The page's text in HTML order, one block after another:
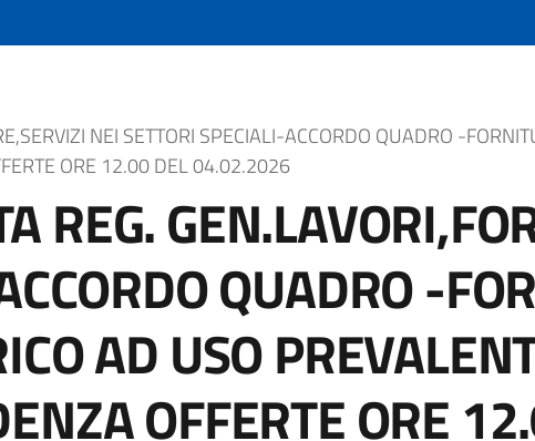
NEI SETTORI SPECIALI-ACCORDO QUADRO -
ORE 12.00 DEL 04.02.2026
REG.
QUADRO -
AD USO
OFFERTE ORE